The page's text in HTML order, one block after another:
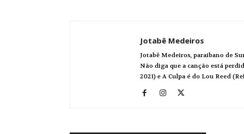
Jotabê Medeiros
Jotabê Medeiros, paraibano de
Não diga que a canção está
2021) e A Culpa é do Lou Reed